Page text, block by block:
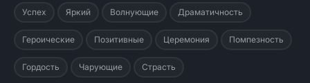
Успех Яркий Волнующие Драматичность
Героические Позитивные Церемония Помпезность
Гордость Чарующие Страсть